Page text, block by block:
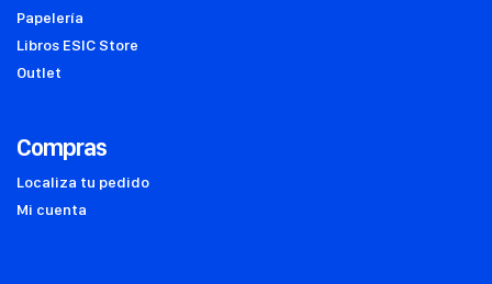
Papelería
Libros ESIC Store
Outlet
Compras
Localiza tu pedido
Mi cuenta